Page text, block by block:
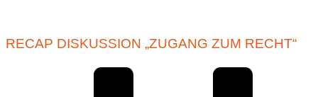
RECAP DISKUSSION „ZUGANG ZUM RECHT“